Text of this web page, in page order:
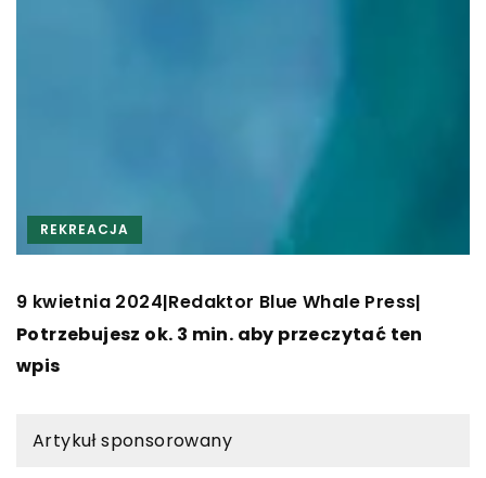
REKREACJA
9 kwietnia 2024|Redaktor Blue Whale Press|
Potrzebujesz ok. 3 min. aby przeczytać ten
wpis
Artykuł sponsorowany